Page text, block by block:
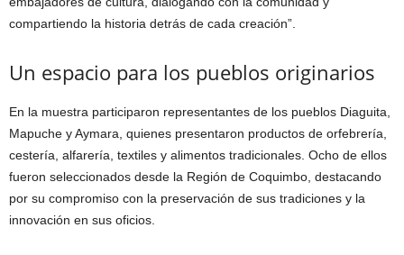
compartiendo la historia detrás de cada creación”.
Un espacio para los pueblos originarios
En la muestra participaron representantes de los pueblos Diaguita,
Mapuche y Aymara, quienes presentaron productos de orfebrería,
cestería, alfarería, textiles y alimentos tradicionales. Ocho de ellos
fueron seleccionados desde la Región de Coquimbo, destacando
por su compromiso con la preservación de sus tradiciones y la
innovación en sus oficios.